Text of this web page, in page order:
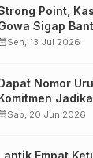
Point,
Sigap
Sen, 13 Jul 2026
Nomor
lebih Baik
Sab, 20 Jun 2026
Empat